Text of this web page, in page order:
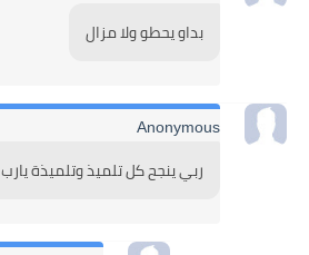
بداو يحطو ولا مزال
Anonymous
ربي ينجح كل تلميذ وتلميذة يارب